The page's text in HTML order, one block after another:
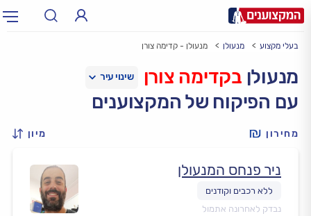
עירעיר: תל אביב, חיפה…
בעלי מקצוע מנעולן מנעולן - קדימה צורן
מנעולן בקדימה צורן
עם הפיקוח של המקצוענים
מחירון מיון
ניר פנחס המנעולן
נבדק לאחרונה אתמול